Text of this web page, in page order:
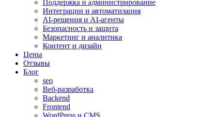
Поддержка и администрирование
Интеграции и автоматизация
AI-решения и AI-агенты
Безопасность и защита
Маркетинг и аналитика
Контент и дизайн
Цены
Отзывы
Блог
seo
Веб-разработка
Backend
Frontend
WordPress и CMS